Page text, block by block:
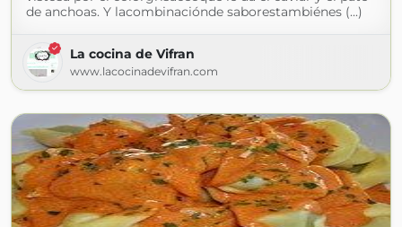
de anchoas. Y lacombinaciónde saborestambiénes (...)
La cocina de Vifran
www.lacocinadevifran.com